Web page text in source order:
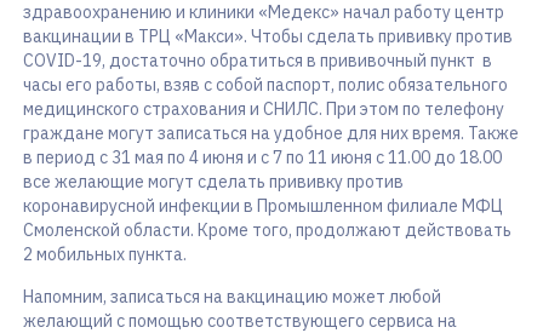
здравоохранению и клиники «Медекс» начал работу центр
вакцинации в ТРЦ «Макси». Чтобы сделать прививку против
COVID-19, достаточно обратиться в прививочный пункт в
часы его работы, взяв с собой паспорт, полис обязательного
медицинского страхования и СНИЛС. При этом по телефону
граждане могут записаться на удобное для них время. Также
в период с 31 мая по 4 июня и с 7 по 11 июня с 11.00 до 18.00
все желающие могут сделать прививку против
коронавирусной инфекции в Промышленном филиале МФЦ
Смоленской области. Кроме того, продолжают действовать
2 мобильных пункта.
Напомним, записаться на вакцинацию может любой
желающий с помощью соответствующего сервиса на